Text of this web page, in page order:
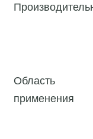
Область
применения